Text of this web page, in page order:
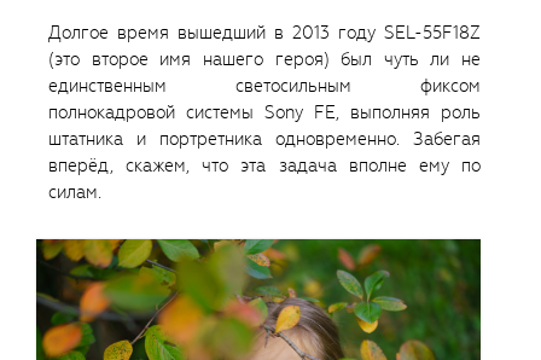
Долгое время вышедший в 2013 году SEL-55F18Z
(это второе имя нашего героя) был чуть ли не
единственным светосильным фиксом
полнокадровой системы Sony FE, выполняя роль
штатника и портретника одновременно. Забегая
вперёд, скажем, что эта задача вполне ему по
силам.